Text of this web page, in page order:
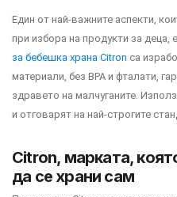
Един от най-важните аспекти,
при избора на продукти за деца,
за бебешка храна Citron са
материали, без BPA и фталати,
здравето на малчуганите.
и отговарят на най-строгите
Citron, марката,
да се храни сам